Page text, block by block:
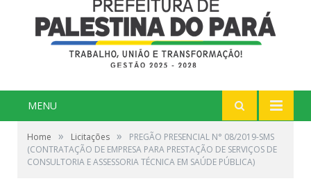
MENU
Home » Licitações »
PREGÃO PRESENCIAL N° 08/2019-SMS
(CONTRATAÇÃO DE EMPRESA PARA PRESTAÇÃO DE SERVIÇOS DE
CONSULTORIA E ASSESSORIA TÉCNICA EM SAÚDE PÚBLICA)